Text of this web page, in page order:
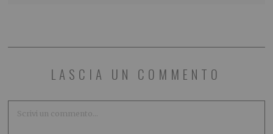
LASCIA UN COMMENTO